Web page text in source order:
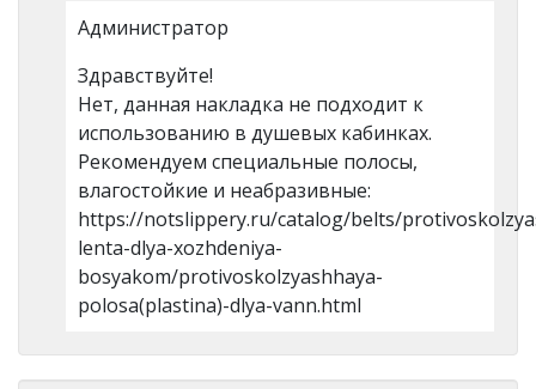
Администратор
Здравствуйте!
Нет, данная накладка не подходит к
использованию в душевых кабинках.
Рекомендуем специальные полосы,
влагостойкие и неабразивные:
https://notslippery.ru/catalog/belts/
lenta-dlya-xozhdeniya-
bosyakom/protivoskolzyashhaya-
polosa(plastina)-dlya-vann.html